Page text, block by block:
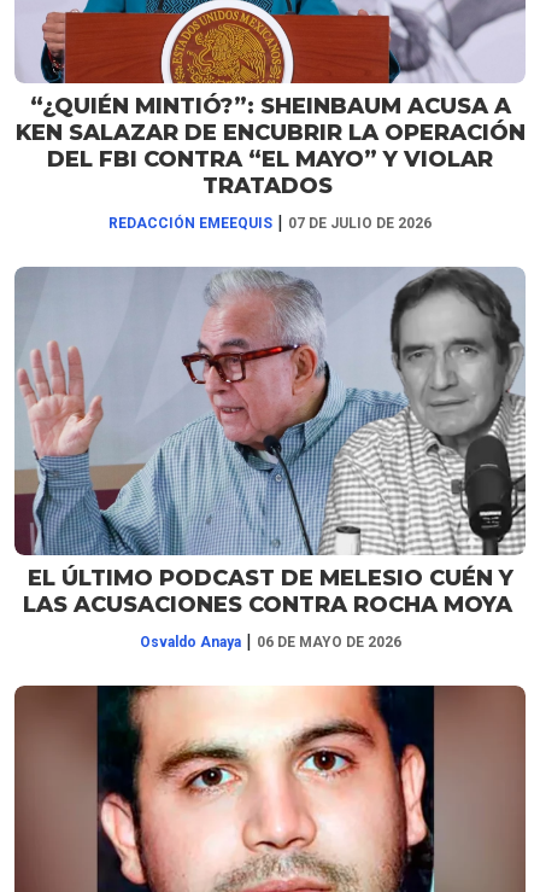
“¿QUIÉN MINTIÓ?”: SHEINBAUM ACUSA A
KEN SALAZAR DE ENCUBRIR LA OPERACIÓN
DEL FBI CONTRA “EL MAYO” Y VIOLAR
TRATADOS
REDACCIÓN EMEEQUIS | 07 DE JULIO DE 2026
EL ÚLTIMO PODCAST DE MELESIO CUÉN Y
LAS ACUSACIONES CONTRA ROCHA MOYA
Osvaldo Anaya | 06 DE MAYO DE 2026